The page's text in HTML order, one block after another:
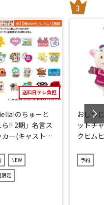
送料日テレ負担
のちゅーと
ら!! 2期」名言ス
カー(キャストve
種)NEW
限定
おしつ
ットチ
クヒム
予約